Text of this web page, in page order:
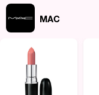
MAC